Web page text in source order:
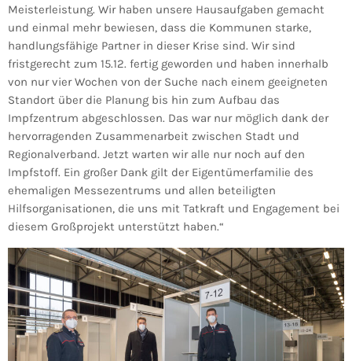
Meisterleistung. Wir haben unsere Hausaufgaben gemacht
und einmal mehr bewiesen, dass die Kommunen starke,
handlungsfähige Partner in dieser Krise sind. Wir sind
fristgerecht zum 15.12. fertig geworden und haben innerhalb
von nur vier Wochen von der Suche nach einem geeigneten
Standort über die Planung bis hin zum Aufbau das
Impfzentrum abgeschlossen. Das war nur möglich dank der
hervorragenden Zusammenarbeit zwischen Stadt und
Regionalverband. Jetzt warten wir alle nur noch auf den
Impfstoff. Ein großer Dank gilt der Eigentümerfamilie des
ehemaligen Messezentrums und allen beteiligten
Hilfsorganisationen, die uns mit Tatkraft und Engagement bei
diesem Großprojekt unterstützt haben.“